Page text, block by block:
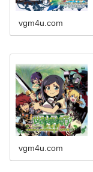
vgm4u.com
vgm4u.com